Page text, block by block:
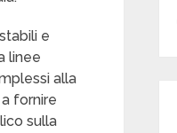
e
linee
alla
fornire
sulla